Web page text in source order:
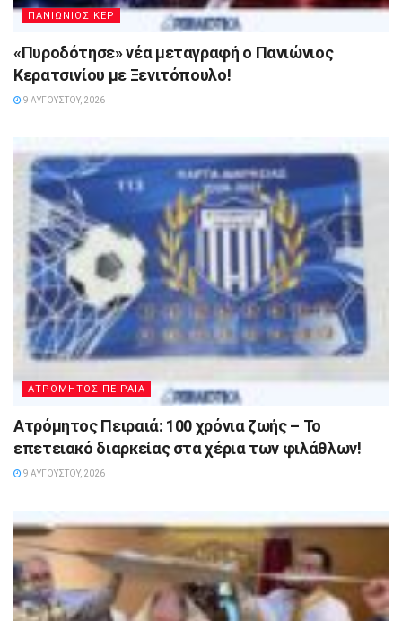
ΠΑΝΙΩΝΙΟΣ ΚΕΡ
«Πυροδότησε» νέα μεταγραφή ο Πανιώνιος
Κερατσινίου με Ξενιτόπουλο!
9 ΑΥΓΟΎΣΤΟΥ, 2026
ΑΤΡΟΜΗΤΟΣ ΠΕΙΡΑΙΑ
Ατρόμητος Πειραιά: 100 χρόνια ζωής – Το
επετειακό διαρκείας στα χέρια των φιλάθλων!
9 ΑΥΓΟΎΣΤΟΥ, 2026